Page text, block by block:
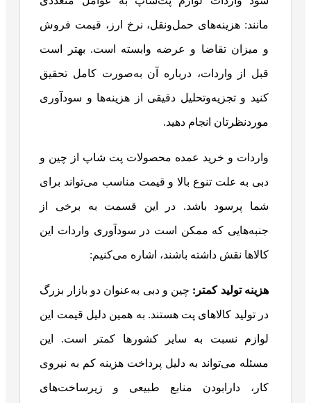
مانند: هزینه‌های حمل‌ونقل، نرخ ارز، قیمت فروش
و میزان تقاضا و عرضه وابسته است. بهتر است
قبل از واردات، درباره آن به‌صورت کامل تحقیق
کنید و تجزیه‌وتحلیل دقیقی از هزینه‌ها و سودآوری
موردنظرتان انجام دهید.
واردات و خرید عمده محصولات پت شاپ از چین و
دبی به علت تنوع بالا و قیمت مناسب می‌تواند برای
شما پرسود باشد. در این قسمت به برخی از
جنبه‌هایی که ممکن است در سودآوری واردات این
کالاها نقش داشته باشند، اشاره می‌کنیم:
هزینه تولید کمتر : چین و دبی به‌عنوان دو بازار بزرگ
در تولید کالاهای پت هستند. به همین دلیل قیمت این
لوازم نسبت به سایر کشورها کمتر است. این
مسئله می‌تواند به دلیل پرداخت هزینه کم به نیروی
کار، دارابودن منابع طبیعی و زیرساخت‌های